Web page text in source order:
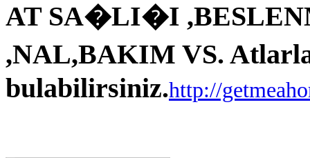
AT SA�LI�I
,NAL,BAKIM VS.
bulabilirsiniz.http://